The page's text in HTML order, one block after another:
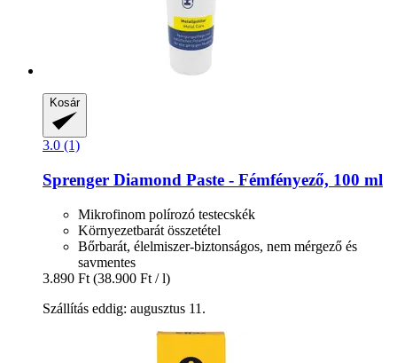
Kosár
3.0 (1)
Sprenger Diamond Paste -​ Fémfényező, 100 ml
Mikrofinom polírozó testecskék
Környezetbarát összetétel
Bőrbarát, élelmiszer-biztonságos, nem mérgező és
savmentes
3.890 Ft (38.900 Ft / l)
Szállítás eddig: augusztus 11.